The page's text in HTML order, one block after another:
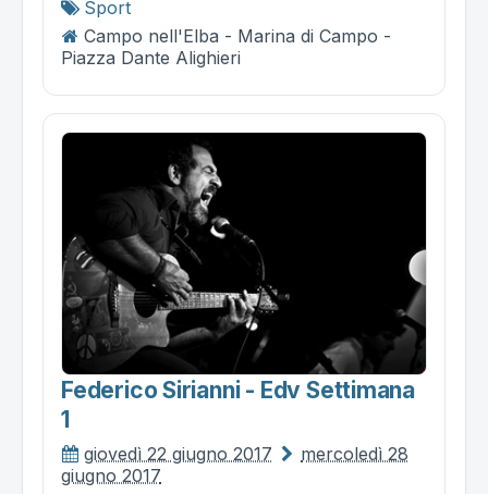
Sport
Campo nell'Elba - Marina di Campo -
Piazza Dante Alighieri
Federico Sirianni - Edv Settimana
1
giovedì 22 giugno 2017
mercoledì 28
giugno 2017